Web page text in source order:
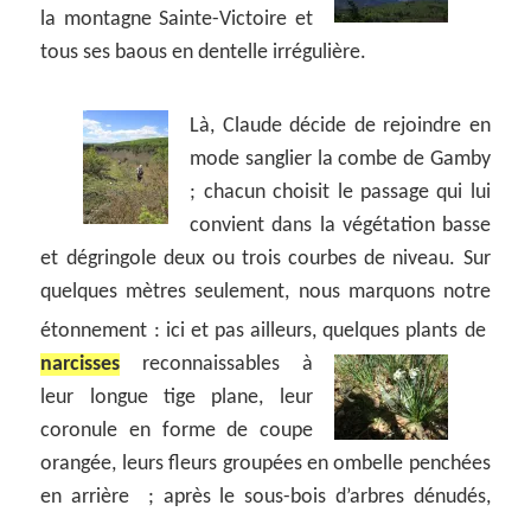
la montagne Sainte-Victoire et
tous ses baous en dentelle irrégulière.
Là, Claude décide de rejoindre en
mode sanglier la combe de Gamby
; chacun choisit le passage qui lui
convient dans la végétation basse
et dégringole deux ou trois courbes de niveau. Sur
quelques mètres seulement, nous marquons notre
étonnement : ici et pas ailleurs, quelques plants de
narcisses reconnaissables à
leur longue tige plane, leur
coronule en forme de coupe
orangée, leurs fleurs groupées en ombelle penchées
en arrière ; après le sous-bois d’arbres dénudés,